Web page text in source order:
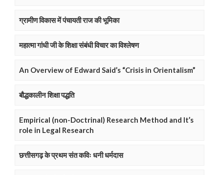
ग्रामीण विकास में पंचायती राज की भूमिका
महात्मा गांधी जी के शिक्षा संबंधी विचार का विश्लेषण
An Overview of Edward Said’s “Crisis in Orientalism”
बौद्धकालीन शिक्षा पद्धति
Empirical (non-Doctrinal) Research Method and It’s
role in Legal Research
छत्तीसगढ़ के प्रथम संत कविः धनी धर्मदास